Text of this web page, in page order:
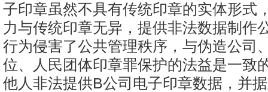
子印章虽然不具有传统印章的实体形式
力与传统印章无异，提供非法数据制作
行为侵害了公共管理秩序，与伪造公司
位、人民团体印章罪保护的法益是一致
他人非法提供B公司电子印章数据，并